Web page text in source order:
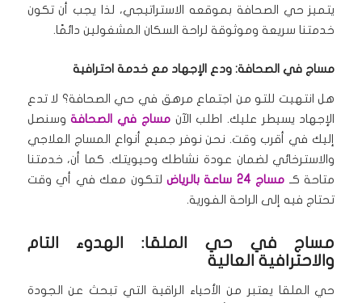
يتميز حي الصحافة بموقعه الاستراتيجي، لذا يجب أن تكون
خدمتنا سريعة وموثوقة لراحة السكان المشغولين دائمًا.
مساج في الصحافة: ودع الإجهاد مع خدمة احترافية
هل انتهيت للتو من اجتماع مرهق في حي الصحافة؟ لا تدع
الإجهاد يسيطر عليك. اطلب الآنمساج في الصحافةوسنصل
إليك في أقرب وقت. نحن نوفر جميع أنواع المساج العلاجي
والاسترخائي لضمان عودة نشاطك وحيويتك. كما أن، خدمتنا
متاحة كـ مساج 24 ساعة بالرياض
لتكون معك في أي وقت
تحتاج فيه إلى الراحة الفورية.
مساج في حي الملقا: الهدوء التام
والاحترافية العالية
حي الملقا يعتبر من الأحياء الراقية التي تبحث عن الجودة